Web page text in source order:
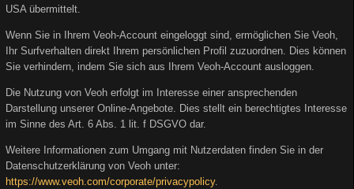
USA übermittelt.
Wenn Sie in Ihrem Veoh-Account eingeloggt sind, ermöglichen Sie Veoh,
Ihr Surfverhalten direkt Ihrem persönlichen Profil zuzuordnen. Dies können
Sie verhindern, indem Sie sich aus Ihrem Veoh-Account ausloggen.
Die Nutzung von Veoh erfolgt im Interesse einer ansprechenden
Darstellung unserer Online-Angebote. Dies stellt ein berechtigtes Interesse
im Sinne des Art. 6 Abs. 1 lit. f DSGVO dar.
Weitere Informationen zum Umgang mit Nutzerdaten finden Sie in der
Datenschutzerklärung von Veoh unter:
https://www.veoh.com/corporate/privacypolicy.